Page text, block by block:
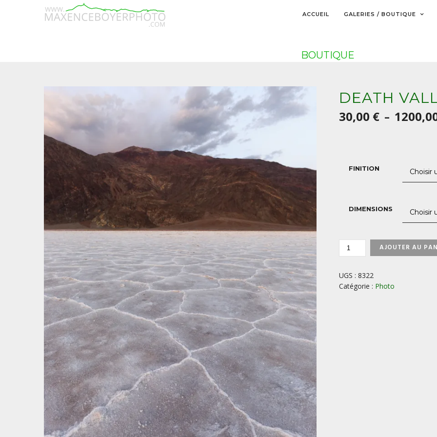
ACCUEIL GALERIES / BOUTIQUE
BOUTIQUE
DEATH
30,00 € –
FINITION
DIMENSIONS
QUANTITÉ
VALLEY
-
AJOUTER AU
UGS :8322
Catégorie : Photo